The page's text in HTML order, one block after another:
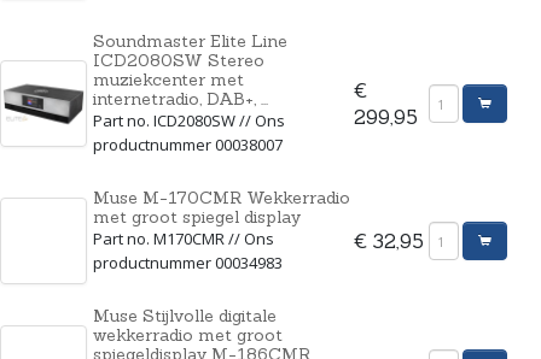
Soundmaster Elite Line
ICD2080SW Stereo
muziekcenter met
internetradio, DAB+, ...
Part no. ICD2080SW // Ons
productnummer 00038007
€
299,95
Muse M-170CMR Wekkerradio
met groot spiegel display
Part no. M170CMR // Ons
productnummer 00034983
€ 32,95
Muse Stijlvolle digitale
wekkerradio met groot
spiegeldisplay M-186CMR